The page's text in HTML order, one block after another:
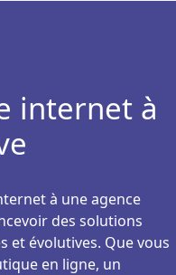
internet à
à une agence
des solutions
et évolutives. Que vous
en ligne, un